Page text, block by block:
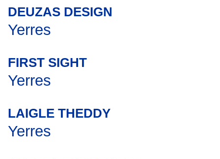
DEUZAS DESIGN
Yerres
FIRST SIGHT
Yerres
LAIGLE THEDDY
Yerres